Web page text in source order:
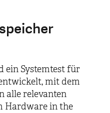
ein Systemtest für
mit dem
alle relevanten
Hardware in the